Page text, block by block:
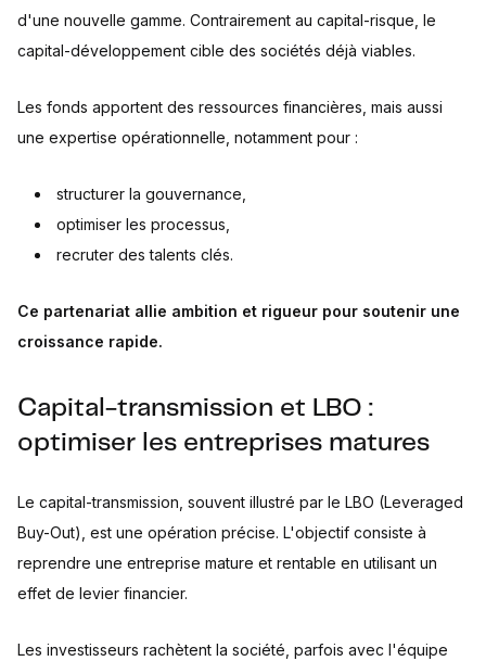
d'une nouvelle gamme. Contrairement au capital-risque, le
capital-développement cible des sociétés déjà viables.
Les fonds apportent des ressources financières, mais aussi
une expertise opérationnelle, notamment pour :
structurer la gouvernance,
optimiser les processus,
recruter des talents clés.
Ce partenariat allie ambition et rigueur pour soutenir une
croissance rapide.
Capital-transmission et LBO :
optimiser les entreprises matures
Le capital-transmission, souvent illustré par le LBO (Leveraged
Buy-Out), est une opération précise. L'objectif consiste à
reprendre une entreprise mature et rentable en utilisant un
effet de levier financier.
Les investisseurs rachètent la société, parfois avec l'équipe